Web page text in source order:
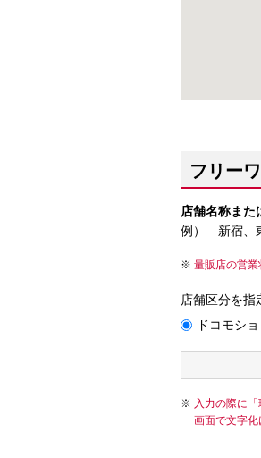
フリー
店舗名称また
例） 新宿、
量販店の営業
店舗区分を指
ドコモシ
入力の際に
画面で文字化